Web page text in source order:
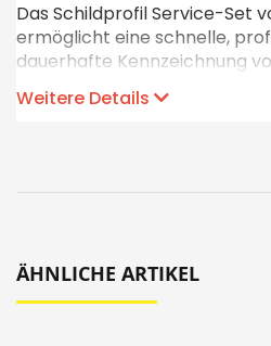
Das Schildprofil Service-Set
ermöglicht eine schnelle,
dauerhafte Kennzeichnung
nach der Installation
Beschriften Sie dazu ein
Schildprofil Service-Set
Weitere Details
ÄHNLICHE ARTIKEL